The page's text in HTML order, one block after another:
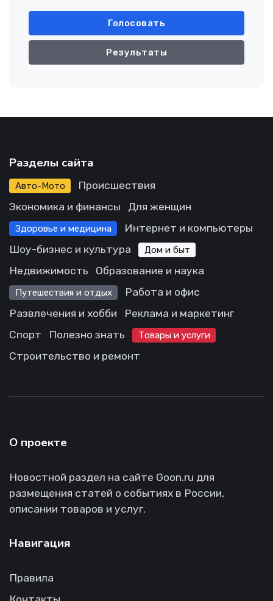
Голосовать
Результаты
Разделы сайта
Авто-Мото
Происшествия
Экономика и финансы
Для женщин
Здоровье и медицина
Интернет и компьютеры
Шоу-бизнес и культура
Дом и быт
Недвижимость Образование и наука
Путешествия и отдых
Работа и офис
Развлечения и хобби
Реклама и маркетинг
Спорт
Полезно знать Товары и услуги
Строительство и ремонт
О проекте
Новостной раздел на сайте Goon.ru для
размещения статей о событиях в России,
описании товаров и услуг.
Навигация
Правила